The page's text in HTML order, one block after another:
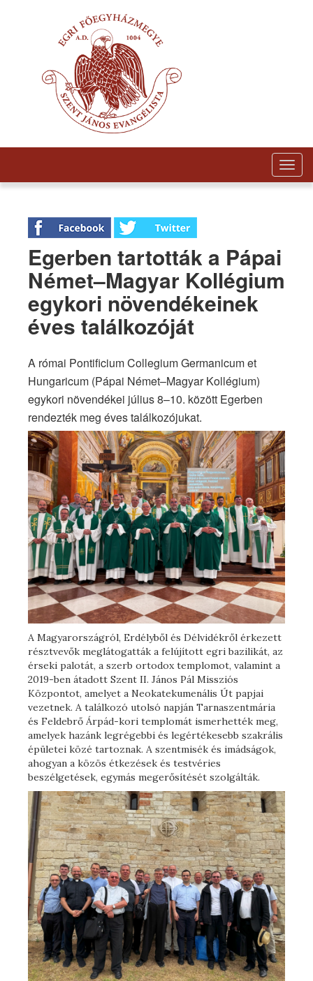
Egerben tartották a Pápai
Német–Magyar Kollégium
egykori növendékeinek
éves találkozóját
A római Pontificium Collegium Germanicum et
Hungaricum (Pápai Német–Magyar Kollégium)
egykori növendékei július 8–10. között Egerben
rendezték meg éves találkozójukat.
A Magyarországról, Erdélyből és Délvidékről érkezett
résztvevők meglátogatták a felújított egri bazilikát, az
érseki palotát, a szerb ortodox templomot, valamint a
2019-ben átadott Szent II. János Pál Missziós
Központot, amelyet a Neokatekumenális Út papjai
vezetnek. A találkozó utolsó napján Tarnaszentmária
és Feldebrő Árpád-kori templomát ismerhették meg,
amelyek hazánk legrégebbi és legértékesebb szakrális
épületei közé tartoznak. A szentmisék és imádságok,
ahogyan a közös étkezések és testvéries
beszélgetések, egymás megerősítését szolgálták.